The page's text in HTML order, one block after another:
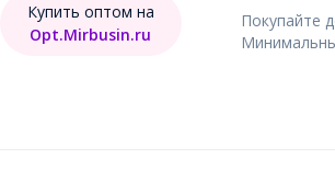
Покупайте
Купить оптом на
Opt.Mirbusin.ru